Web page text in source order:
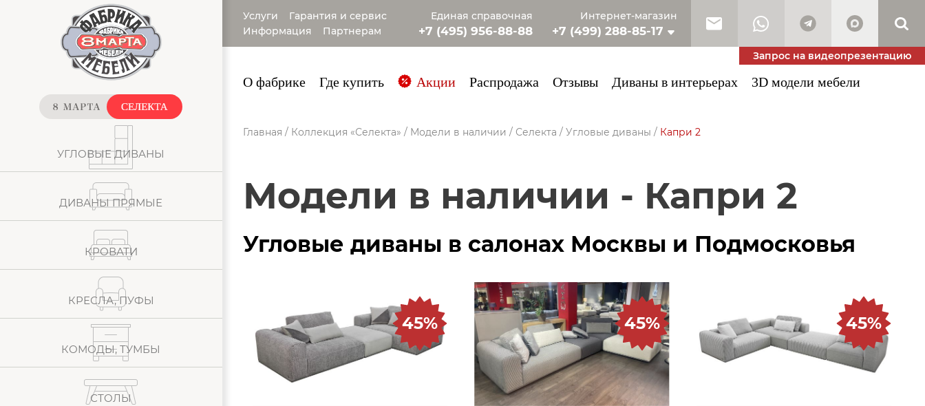
УГЛОВЫЕ ДИВАНЫ
ДИВАНЫ ПРЯМЫЕ
КРОВАТИ
КРЕСЛА, ПУФЫ
КОМОДЫ, ТУМБЫ
СТОЛЫ
Услуги
Гарантия и сервис
Информация
Партнерам
Единая справочная
+7 (495) 956-88-88
Интернет-магазин
+7 (499) 288-85-17
+7 (985) 410-53-34
Запрос на видеопрезентацию
О фабрике Где купить Акции Распродажа Отзывы Диваны в интерьерах 3D модели мебели
Главная / Коллекция «Селекта» / Модели в наличии / Селекта / Угловые диваны / Капри 2
Модели в наличии - Капри 2
Угловые диваны в салонах Москвы и Подмосковья
45% 45% 45%